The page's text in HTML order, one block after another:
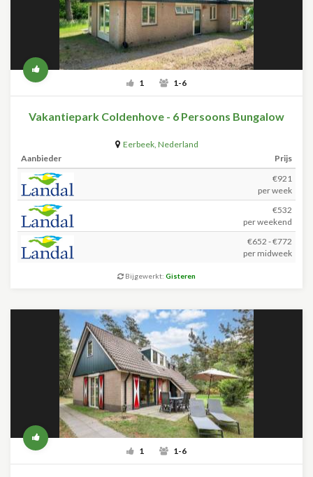
1 1-6
Vakantiepark Coldenhove - 6 Persoons Bungalow
Eerbeek, Nederland
Aanbieder
Prijs
€921
per week
€532
per weekend
€652 - €772
per midweek
Bijgewerkt: Gisteren
1 1-6